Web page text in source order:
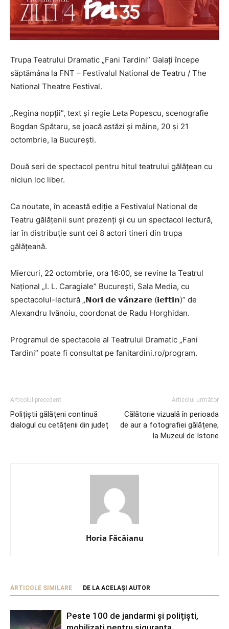
Trupa Teatrului Dramatic „Fani Tardini” Galați începe
săptămâna la FNT – Festivalul National de Teatru / The
National Theatre Festival.
„Regina nopții”, text și regie Leta Popescu, scenografie
Bogdan Spătaru, se joacă astăzi și mâine, 20 și 21
octombrie, la București.
Două seri de spectacol pentru hitul teatrului gălățean cu
niciun loc liber.
Ca noutate, în această ediție a Festivalul National de
Teatru gălățenii sunt prezenți și cu un spectacol lectură,
iar în distribuție sunt cei 8 actori tineri din trupa
gălățeană.
Miercuri, 22 octombrie, ora 16:00, se revine la Teatrul
Naţional „I. L. Caragiale” Bucureşti, Sala Media, cu
spectacolul-lectură „𝗡𝗼𝗿𝗶 𝗱𝗲 𝘃𝗮̂𝗻𝘇𝗮𝗿𝗲 (𝗶𝗲𝗳𝘁𝗶𝗻)” de
Alexandru Ivănoiu, coordonat de Radu Horghidan.
Programul de spectacole al Teatrului Dramatic „Fani
Tardini” poate fi consultat pe fanitardini.ro/program.
Articolul precedent
Polițiștii gălățeni continuă
dialogul cu cetățenii din județ
Articolul următor
Călătorie vizuală în perioada
de aur a fotografiei gălățene,
la Muzeul de Istorie
Horia Făcăianu
ARTICOLE SIMILARE DE LA ACELAȘI AUTOR
Peste 100 de jandarmi și polițiști,